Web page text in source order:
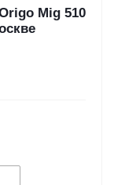
Mig 510